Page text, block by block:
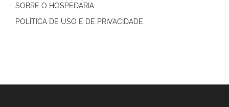
SOBRE O HOSPEDARIA
POLÍTICA DE USO E DE PRIVACIDADE